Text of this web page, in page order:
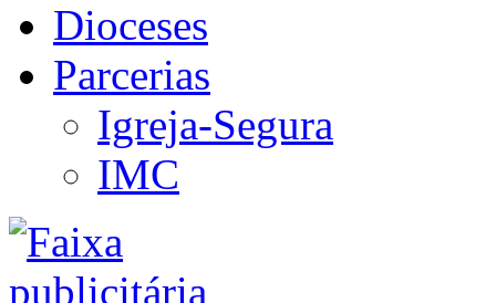
Dioceses
Parcerias
Igreja-Segura
IMC